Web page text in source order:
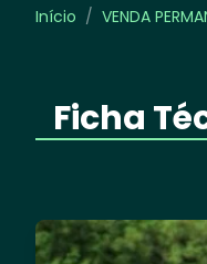
Início / VENDA
Ficha